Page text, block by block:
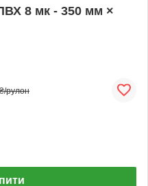
8 мк - 350 мм ×
рулон